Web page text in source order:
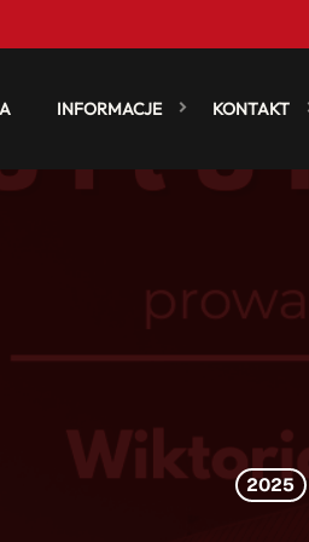
INFORMACJE KONTAKT
2025